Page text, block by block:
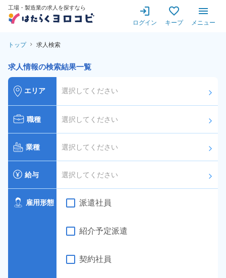
工場・製造業の求人を探すなら
ログイン キープ メニュー
トップ 求人検索
求人情報の検索結果一覧
エリア 選択してください arrow_forward_ios
職種 選択してください arrow_forward_ios
業種 選択してください arrow_forward_ios
給与 選択してください arrow_forward_ios
雇用形態 派遣社員
紹介予定派遣
契約社員